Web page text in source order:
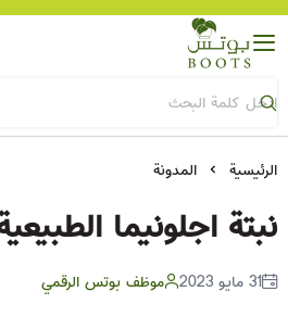
Boots
الرئيسية المدونة
نبتة اجلونيما الطبيعية
31 مايو 2023 موظف بوتس الرقمي